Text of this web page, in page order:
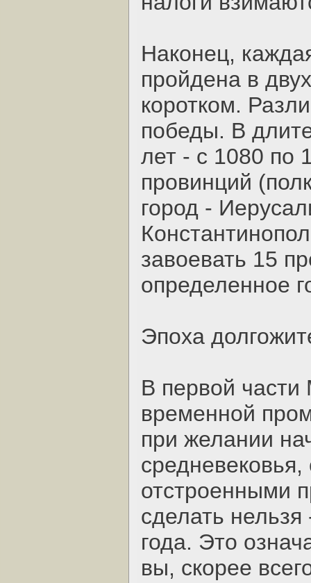
Наконец,
пройдена в
коротком.
победы. В
лет - с 1080 по
провинций
город -
завоевать 15
определенное
Эпоха
В первой
временной
при желании
отстроенными
сделать
года. Это
вы, скорее